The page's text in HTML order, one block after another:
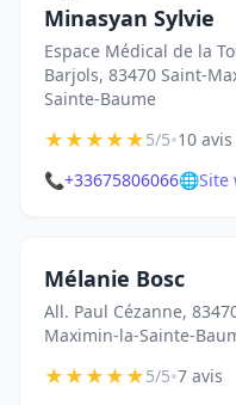
Minasyan Sylvie
Espace Médical de la
Barjols, 83470 Saint-
Sainte-Baume
★★★★★5/5•10 avis
📞+33675806066🌐Site
Mélanie Bosc
All. Paul Cézanne,
Maximin-la-Sainte-
★★★★★5/5•7 avis